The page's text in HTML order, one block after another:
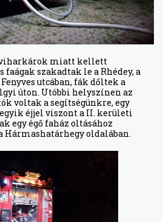
miatt kellett
szakadtak le a Rhédey, a
utcában, fák dőltek a
úton. Utóbbi helyszínen az
voltak a segítségünkre, egy
éjjel viszont a II. kerületi
egy égő faház oltásához
Hármashatárhegy oldalában.